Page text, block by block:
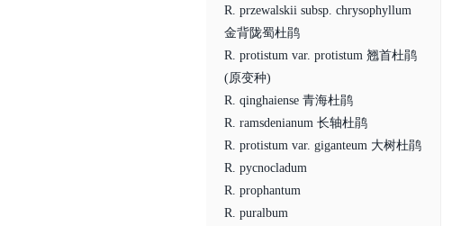
R. przewalskii subsp. chrysophyllum
金背陇蜀杜鹃
R. protistum var. protistum 翘首杜鹃
(原变种)
R. qinghaiense 青海杜鹃
R. ramsdenianum 长轴杜鹃
R. protistum var. giganteum 大树杜鹃
R. pycnocladum
R. prophantum
R. puralbum